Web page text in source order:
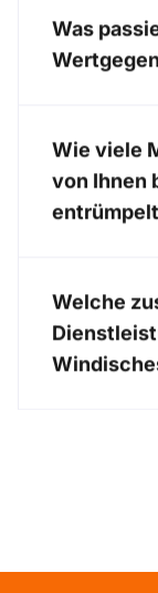
Was
Wie viele
von Ihnen
Welche